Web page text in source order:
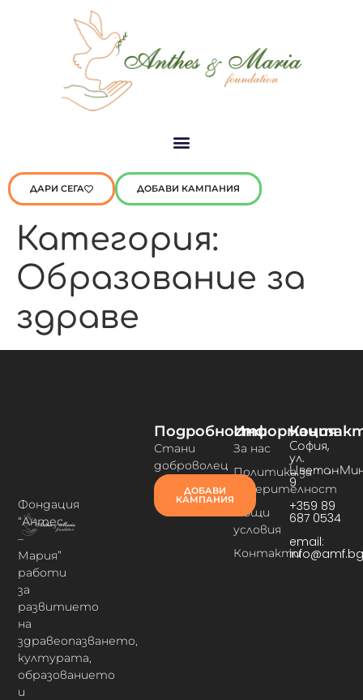
ДАРИ СЕГА ДОБАВИ КАМПАНИЯ
Категория:
Образование за
здраве
Фондация
“Антес
–
Мария”
работи
за
развитието
на
здравеопазването,
културата,
образованието
и
София,
ул.
9
+359 89
687 0534
email:
info@amf.bg
Информация
За нас
Политика за
поверителност
Общи
условия
Контакти
Подробности
Стани
доброволец
ДОБАВИ
КАМПАНИЯ